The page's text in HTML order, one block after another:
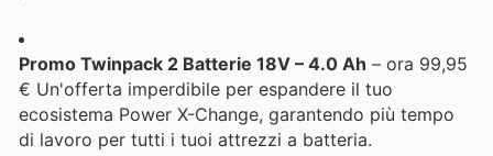
Promo Twinpack 2 Batterie 18V – 4.0 Ah – ora 99,95
€ Un'offerta imperdibile per espandere il tuo
ecosistema Power X-Change, garantendo più tempo
di lavoro per tutti i tuoi attrezzi a batteria.